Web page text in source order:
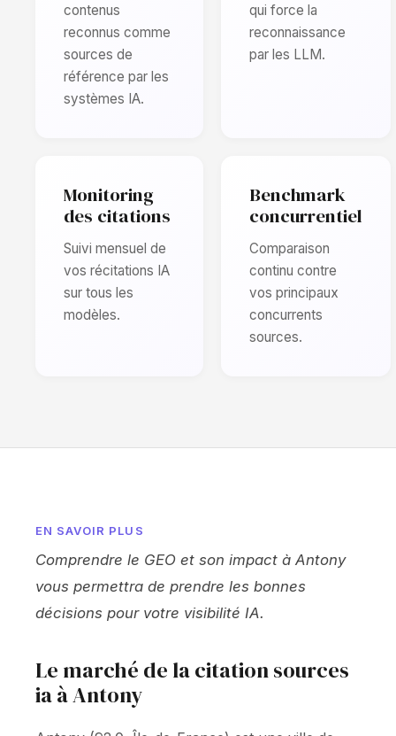
contenus
reconnus comme
sources de
référence par les
systèmes IA.
qui force la
reconnaissance
par les LLM.
Monitoring
des citations
Suivi mensuel de
vos récitations IA
sur tous les
modèles.
Benchmark
concurrentiel
Comparaison
continu contre
vos principaux
concurrents
sources.
EN SAVOIR PLUS
Comprendre le GEO et son impact à Antony
vous permettra de prendre les bonnes
décisions pour votre visibilité IA.
Le marché de la citation sources
ia à Antony